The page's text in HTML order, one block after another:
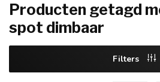
Producten getagd
spot dimbaar
Filters